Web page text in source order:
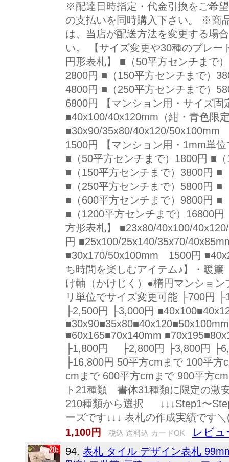
※配達日時指定・代金引換をご希
の支払いを同時購入下さい。 ※商
は、当店が配送方法を変更する場
い。 【サイズ変更や30種のプレー
円形表札】 ■（50平方センチまで
2800円 ■（150平方センチまで）
4800円 ■（250平方センチまで）
6800円 【マンション用・サイズ固
■40x100/40x120mm（紺・青色限
■30x90/35x80/40x120/
1500円 【マンション用・1mm単
■（50平方センチまで）1800円 ■
■（150平方センチまで）3800円 ■
■（250平方センチまで）5800円 ■
■（600平方センチまで）9800円 ■
■（1200平方センチまで）16800
方形表札】 ■23x80/40x100/
円 ■25x100/25x140/35x70/
■30x170/50x100mm 1500円
ち時間を楽しむアイテム♪】・暖
け軸（かけじく）●楕円マンショ
リ単位でサイズ変更可能 ├700円
├2,500円 ├3,000円
■60x165■70x140mm
├1,800円 ├2,800円 ├3,800円
├16,800円 50平方cmまで 100平
cmまで 600平方cmまで 900平方
ト21種類 書体31種類に限定の
210種類から選択 ↓↓↓Step1〜
ーズです↓↓↓ 表札の作成実績です
1,100円
税込 送料込 カードOK レビュ
94. 表札 タイル デザイン表札